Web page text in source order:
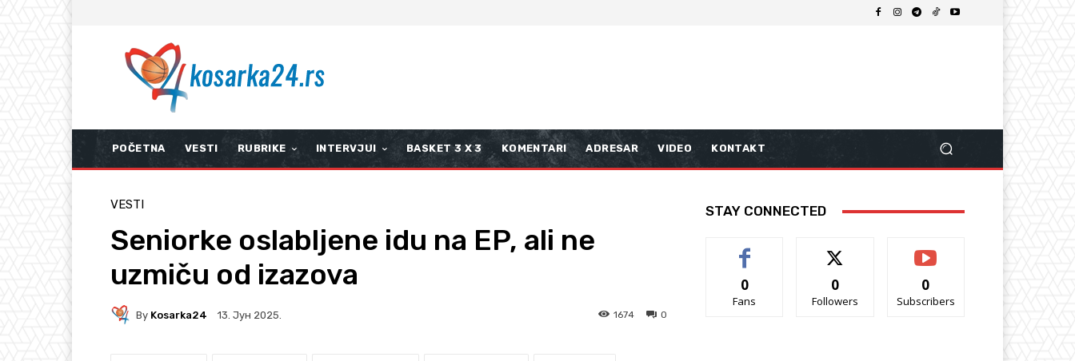
POČETNA VESTI RUBRIKE INTERVJUI BASKET 3 X 3 KOMENTARI ADRESAR VIDEO KONTAKT
VESTI
Seniorke oslabljene idu na EP, ali ne
uzmiču od izazova
By Kosarka24 13. Јун 2025. 0
1674
STAY CONNECTED
0
Fans
0
Followers
0
Subscribers